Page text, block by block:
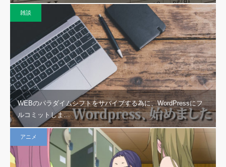
雑談
WEBのパラダイムシフトをサバイブする為に、WordPressにフ
ルコミットしま…
アニメ